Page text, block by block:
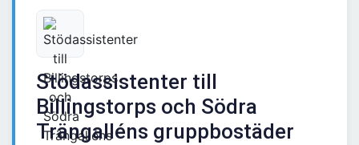
Stödassistenter till
Billingstorps och Södra
Trängalléns gruppbostäder